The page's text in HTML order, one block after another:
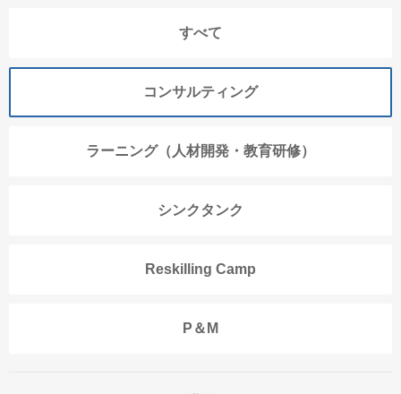
すべて
コンサルティング
ラーニング（人材開発・教育研修）
シンクタンク
Reskilling Camp
P＆M